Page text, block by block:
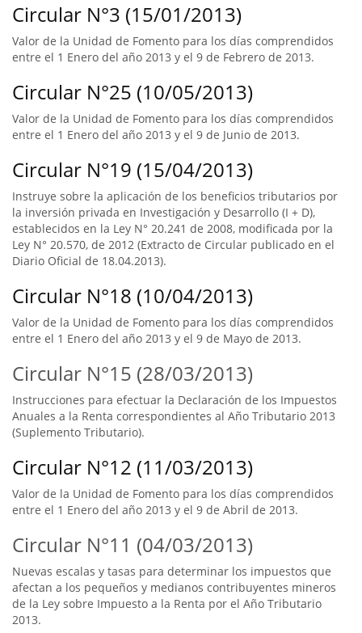
Circular N°3 (15/01/2013)
Valor de la Unidad de Fomento para los días comprendidos
entre el 1 Enero del año 2013 y el 9 de Febrero de 2013.
Circular N°25 (10/05/2013)
Valor de la Unidad de Fomento para los días comprendidos
entre el 1 Enero del año 2013 y el 9 de Junio de 2013.
Circular N°19 (15/04/2013)
Instruye sobre la aplicación de los beneficios tributarios por
la inversión privada en Investigación y Desarrollo (I + D),
establecidos en la Ley N° 20.241 de 2008, modificada por la
Ley N° 20.570, de 2012 (Extracto de Circular publicado en el
Diario Oficial de 18.04.2013).
Circular N°18 (10/04/2013)
Valor de la Unidad de Fomento para los días comprendidos
entre el 1 Enero del año 2013 y el 9 de Mayo de 2013.
Circular N°15 (28/03/2013)
Instrucciones para efectuar la Declaración de los Impuestos
Anuales a la Renta correspondientes al Año Tributario 2013
(Suplemento Tributario).
Circular N°12 (11/03/2013)
Valor de la Unidad de Fomento para los días comprendidos
entre el 1 Enero del año 2013 y el 9 de Abril de 2013.
Circular N°11 (04/03/2013)
Nuevas escalas y tasas para determinar los impuestos que
afectan a los pequeños y medianos contribuyentes mineros
de la Ley sobre Impuesto a la Renta por el Año Tributario
2013.